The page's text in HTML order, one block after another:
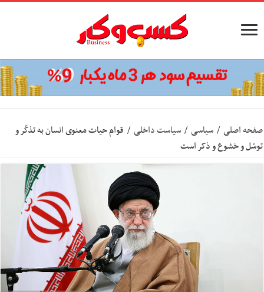
صفحه اصلی / سیاسی / سیاست داخلی / قوام حیات معنوی انسان به تذکّر و
توسّل و خشوع و ذکر است